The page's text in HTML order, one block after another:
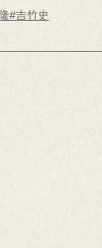
公開トーク）
#吉竹史